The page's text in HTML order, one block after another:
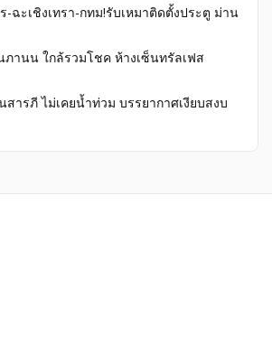
ฉะเชิงเทรา-กทม!รับเหมาติดตั้งประตู ม่าน
านน ใกล้รวมโชค ห้างเซ็นทรัลเฟส
ารภี ไม่เคยน้ำท่วม บรรยากาศเงียบสงบ